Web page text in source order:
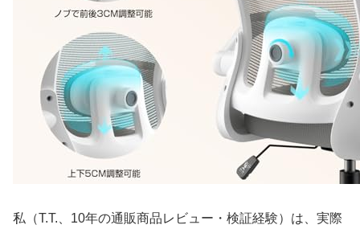
私（T.T.、10年の通販商品レビュー・検証経験）は、実際